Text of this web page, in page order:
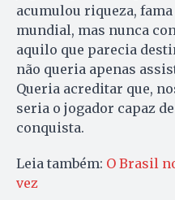
acumulou riqueza,
mundial, mas nunca
aquilo que parecia
não queria apenas
Queria acreditar que,
seria o jogador capaz
conquista.
Leia também: O Brasil
vez